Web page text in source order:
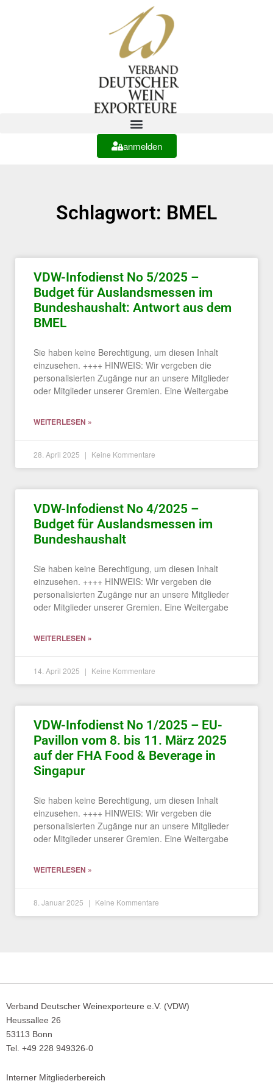
anmelden
Schlagwort: BMEL
VDW-Infodienst No 5/2025 –
Budget für Auslandsmessen im
Bundeshaushalt: Antwort aus dem
BMEL
Sie haben keine Berechtigung, um diesen Inhalt
einzusehen. ++++ HINWEIS: Wir vergeben die
personalisierten Zugänge nur an unsere Mitglieder
oder Mitglieder unserer Gremien. Eine Weitergabe
WEITERLESEN »
28. April 2025 Keine Kommentare
VDW-Infodienst No 4/2025 –
Budget für Auslandsmessen im
Bundeshaushalt
Sie haben keine Berechtigung, um diesen Inhalt
einzusehen. ++++ HINWEIS: Wir vergeben die
personalisierten Zugänge nur an unsere Mitglieder
oder Mitglieder unserer Gremien. Eine Weitergabe
WEITERLESEN »
14. April 2025 Keine Kommentare
VDW-Infodienst No 1/2025 – EU-
Pavillon vom 8. bis 11. März 2025
auf der FHA Food & Beverage in
Singapur
Sie haben keine Berechtigung, um diesen Inhalt
einzusehen. ++++ HINWEIS: Wir vergeben die
personalisierten Zugänge nur an unsere Mitglieder
oder Mitglieder unserer Gremien. Eine Weitergabe
WEITERLESEN »
8. Januar 2025 Keine Kommentare
Verband Deutscher Weinexporteure e.V. (VDW)
Heussallee 26
53113 Bonn
Tel. +49 228 949326-0
Interner Mitgliederbereich